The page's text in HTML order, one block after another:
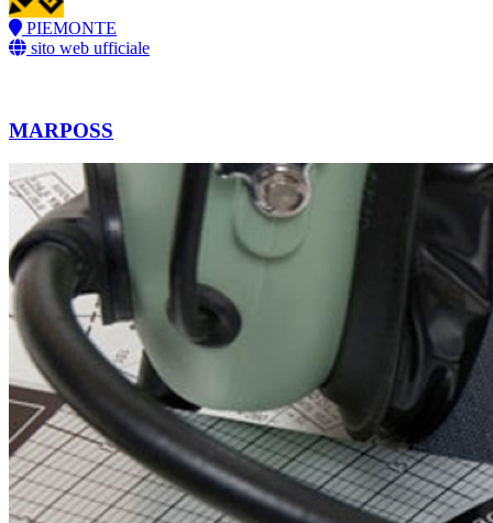
PIEMONTE
sito web ufficiale
MARPOSS